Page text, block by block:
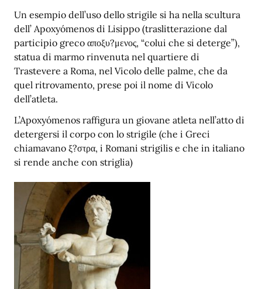
Un esempio dell’uso dello strigile si ha nella scultura
dell’ Apoxyómenos di Lisippo (traslitterazione dal
participio greco αποξυ?μενος, “colui che si deterge”),
statua di marmo rinvenuta nel quartiere di
Trastevere a Roma, nel Vicolo delle palme, che da
quel ritrovamento, prese poi il nome di Vicolo
dell’atleta.
L’Apoxyómenos raffigura un giovane atleta nell’atto di
detergersi il corpo con lo strigile (che i Greci
chiamavano ξ?στρα, i Romani strigilis e che in italiano
si rende anche con striglia)